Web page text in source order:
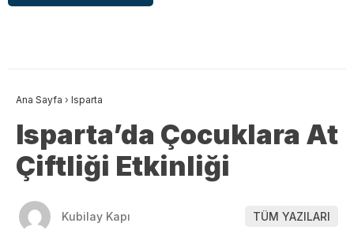
Ana Sayfa › Isparta
Isparta’da Çocuklara At
Çiftliği Etkinliği
Kubilay Kapı TÜM YAZILARI